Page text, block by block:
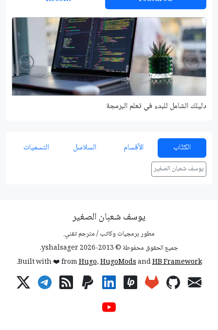
دليلك الشامل للبدء في تعلم البرمجة
Left
الكتّاب الأقسام السلاسل التسميات
يوسف شعبان الصغير
يوسف شعبان الصغير
مطور برمجيات وكاتب / مترجم تقني.
جميع الحقوق محفوطة © 2013-2026 yshalsager.
Built with ❤️ fromHugo,HugoModsandHB Framework
.